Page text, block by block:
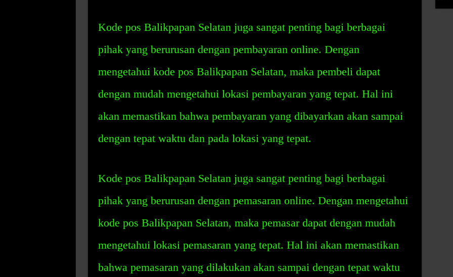
Kode pos Balikpapan Selatan juga sangat penting bagi berbagai
pihak yang berurusan dengan pembayaran online. Dengan
mengetahui kode pos Balikpapan Selatan, maka pembeli dapat
dengan mudah mengetahui lokasi pembayaran yang tepat. Hal ini
akan memastikan bahwa pembayaran yang dibayarkan akan sampai
dengan tepat waktu dan pada lokasi yang tepat.
Kode pos Balikpapan Selatan juga sangat penting bagi berbagai
pihak yang berurusan dengan pemasaran online. Dengan mengetahui
kode pos Balikpapan Selatan, maka pemasar dapat dengan mudah
mengetahui lokasi pemasaran yang tepat. Hal ini akan memastikan
bahwa pemasaran yang dilakukan akan sampai dengan tepat waktu